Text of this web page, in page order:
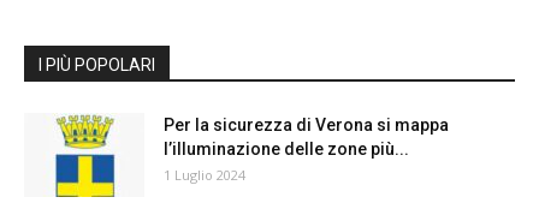
I PIÙ POPOLARI
Per la sicurezza di Verona si mappa
l’illuminazione delle zone più...
1 Luglio 2024